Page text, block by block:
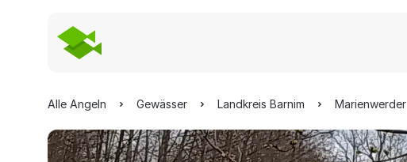
Alle Angeln Gewässer Landkreis Barnim Marienwerder